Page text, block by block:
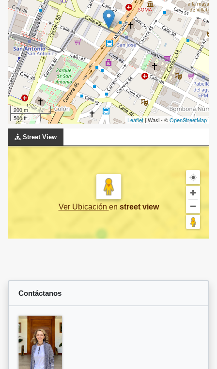
200 m
500 ft
Leaflet | Wasi - ©OpenStreetMap
Street View
Ver Ubicación en street view
Contáctanos